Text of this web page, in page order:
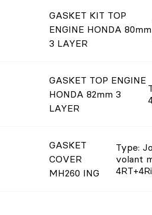
GASKET KIT TOP
ENGINE HONDA 80mm
3 LAYER
GASKET TOP ENGINE
HONDA 82mm 3
LAYER
GASKET
COVER
MH260 ING
Type:
volant